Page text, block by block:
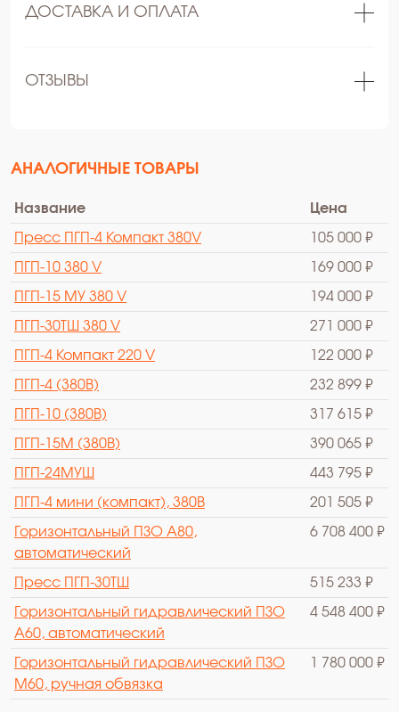
ДОСТАВКА И ОПЛАТА
ОТЗЫВЫ
АНАЛОГИЧНЫЕ ТОВАРЫ
Название Цена
Пресс ПГП-4 Компакт 380V 105 000 ₽
ПГП-10 380 V 169 000 ₽
ПГП-15 МУ 380 V 194 000 ₽
ПГП-30ТШ 380 V 271 000 ₽
ПГП-4 Компакт 220 V 122 000 ₽
ПГП-4 (380В) 232 899 ₽
ПГП-10 (380В) 317 615 ₽
ПГП-15М (380В) 390 065 ₽
ПГП-24МУШ 443 795 ₽
ПГП-4 мини (компакт), 380В 201 505 ₽
Горизонтальный ПЗО А80,
автоматический
6 708 400 ₽
Пресс ПГП-30ТШ 515 233 ₽
Горизонтальный гидравлический ПЗО
А60, автоматический
4 548 400 ₽
Горизонтальный гидравлический ПЗО
М60, ручная обвязка
1 780 000 ₽